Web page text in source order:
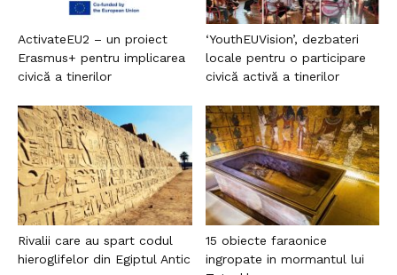
ActivateEU2 – un proiect
Erasmus+ pentru implicarea
civică a tinerilor
‘YouthEUVision’, dezbateri
locale pentru o participare
civică activă a tinerilor
Rivalii care au spart codul
hieroglifelor din Egiptul Antic
15 obiecte faraonice
ingropate in mormantul lui